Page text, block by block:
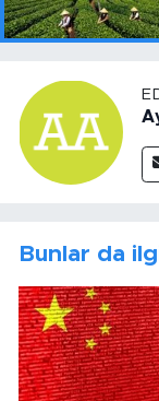
Bunlar da